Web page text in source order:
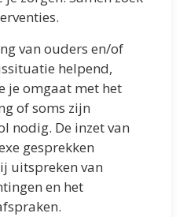
van ouders en/of
helpend,
je omgaat met het
of soms zijn
nodig. De inzet van
gesprekken
uitspreken van
en het